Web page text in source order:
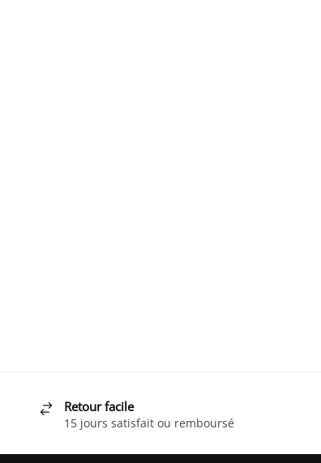
Retour facile
15 jours satisfait ou remboursé